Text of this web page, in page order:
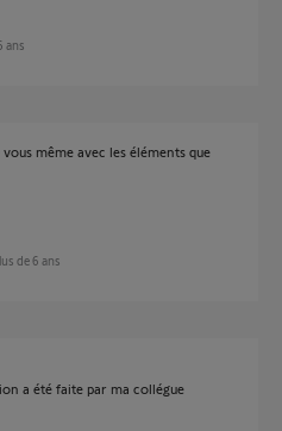
ans
même avec les éléments que
de 6 ans
a été faite par ma collégue